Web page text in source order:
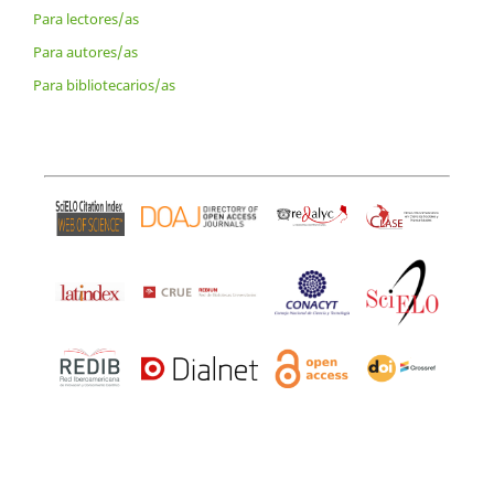
Para lectores/as
Para autores/as
Para bibliotecarios/as